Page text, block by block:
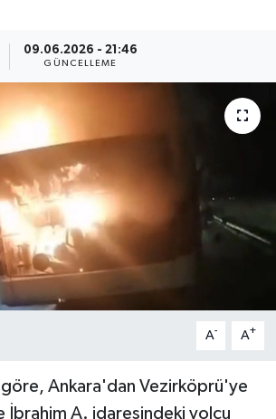
09.06.2026 - 21:46
GÜNCELLEME
A- A+
göre, Ankara'dan Vezirköprü'ye
İbrahim A. idaresindeki yolcu